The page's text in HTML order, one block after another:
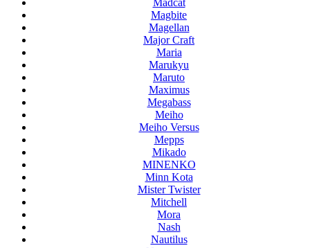
Madcat
Magbite
Magellan
Major Craft
Maria
Marukyu
Maruto
Maximus
Megabass
Meiho
Meiho Versus
Mepps
Mikado
MINENKO
Minn Kota
Mister Twister
Mitchell
Mora
Nash
Nautilus